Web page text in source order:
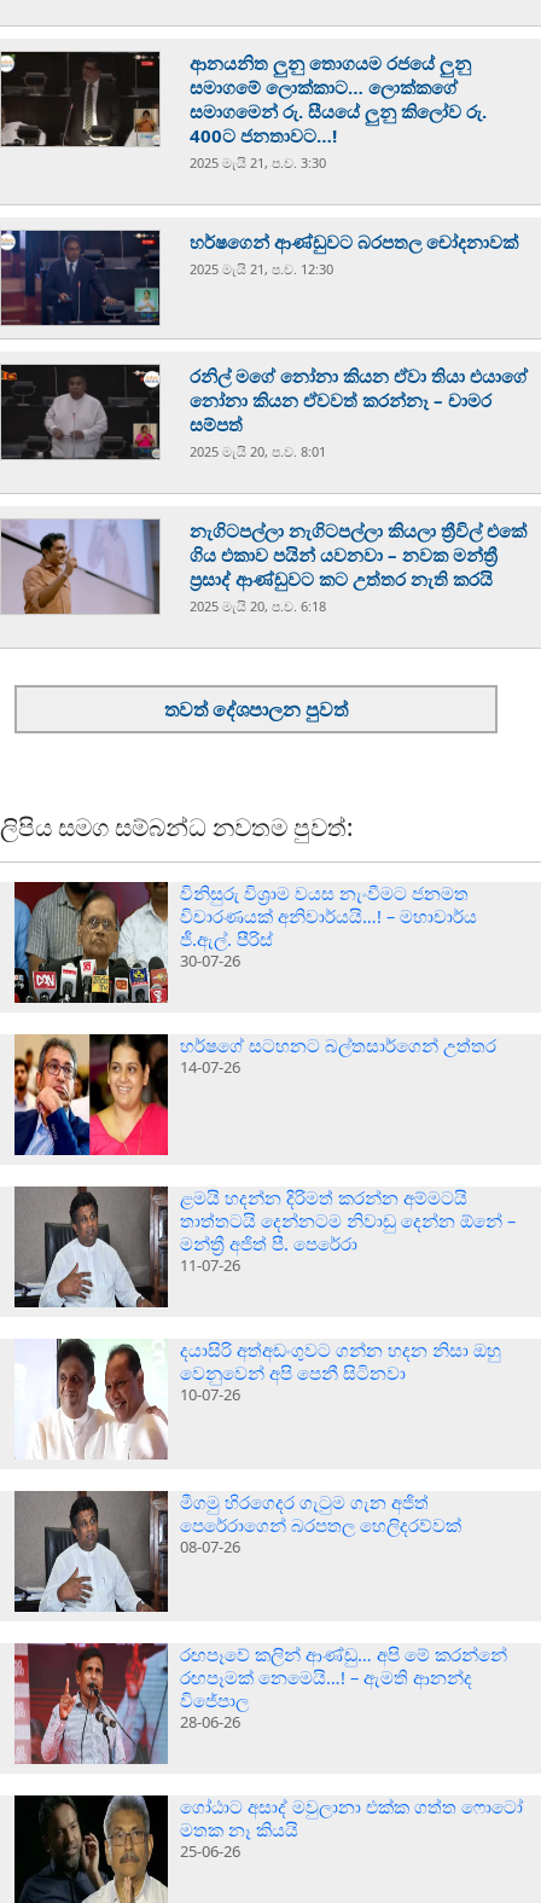
ආනයනිත ලුනු තොගයම රජයේ ලුනු
සමාගමේ ලොක්කාට… ලොක්කගේ
සමාගමෙන් රු. සීයයේ ලුනු කිලෝව රු.
400ට ජනතාවට…!
2025 මැයි 21, ප.ව. 3:30
හර්ෂගෙන් ආණ්ඩුවට බරපතල චෝදනාවක්
2025 මැයි 21, ප.ව. 12:30
රනිල් මගේ නෝනා කියන ඒවා තියා එයාගේ
නෝනා කියන ඒවවත් කරන්නෑ – චාමර
සම්පත්
2025 මැයි 20, ප.ව. 8:01
නැගිටපල්ලා නැගිටපල්ලා කියලා ත්‍රීවිල් එකේ
ගිය එකාව පයින් යවනවා – නවක මන්ත්‍රී
ප්‍රසාද් ආණ්ඩුවට කට උත්තර නැති කරයි
2025 මැයි 20, ප.ව. 6:18
තවත් දේශපාලන පුවත්
ලිපිය සමග සම්බන්ධ නවතම පුවත්:
විනිසුරු විශ්‍රාම වයස නැංවීමට ජනමත
විචාරණයක් අනිවාර්යයි…! – මහාචාර්ය
ජී.ඇල්. පීරිස්
30-07-26
හර්ෂගේ සටහනට බල්තසාර්ගෙන් උත්තර
14-07-26
ළමයි හදන්න දිරිමත් කරන්න අම්මටයි
තාත්තටයි දෙන්නටම නිවාඩු දෙන්න ඕනේ –
මන්ත්‍රී අජිත් පී. පෙරේරා
11-07-26
දයාසිරි අත්අඩංගුවට ගන්න හදන නිසා ඔහු
වෙනුවෙන් අපි පෙනී සිටිනවා
10-07-26
මීගමු හිරගෙදර ගැටුම ගැන අජිත්
පෙරේරාගෙන් බරපතල හෙලිදරව්වක්
08-07-26
රඟපෑවේ කලින් ආණ්ඩු… අපි මේ කරන්නේ
රඟපෑමක් නෙමෙයි…! – ඇමති ආනන්ද
විජේපාල
28-06-26
ගෝඨාට අසාද් මවුලානා එක්ක ගත්ත ෆොටෝ
මතක නෑ කියයි
25-06-26